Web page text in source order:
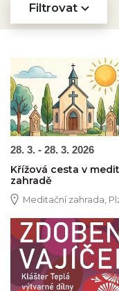
Filtrovat
Obrázek novinky
28. 3. - 28. 3. 2026
Křížová cesta v
zahradě
Meditační zahrada,
Obrázek novinky